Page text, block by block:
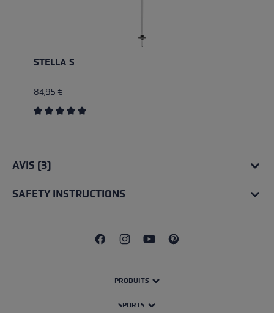
STELLA S
84,95 €
AVIS (3)
SAFETY INSTRUCTIONS
PRODUITS
SPORTS